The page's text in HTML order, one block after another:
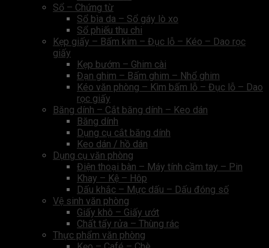
Sổ – Chứng từ
Sổ bìa da – Sổ gáy lò xo
Sổ phiếu thu chi
Kẹp giấy – Bấm kim – Đục lỗ – Kéo – Dao rọc
giấy
Kẹp bướm – Ghim cài
Đạn ghim – Bấm ghim – Nhổ ghim
Kéo văn phòng – Kìm bấm lỗ – Đục lỗ – Dao
rọc giấy
Băng dính – Cắt băng dính – Keo dán
Băng dính
Dụng cụ cắt băng dính
Keo dán / hồ dán
Dụng cụ văn phòng
Điện thoại bàn – Máy tính cầm tay – Pin
Khay – Kệ – Hôp
Dấu khắc – Mực dấu – Dấu đóng số
Vệ sinh văn phòng
Giấy khô – Giấy ướt
Chất tẩy rửa – Thùng rác
Thực phẩm văn phòng